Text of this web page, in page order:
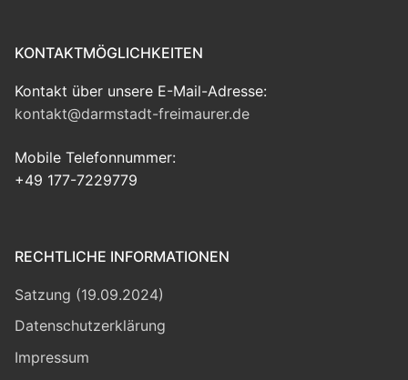
KONTAKTMÖGLICHKEITEN
Kontakt über unsere E-Mail-Adresse:
kontakt@darmstadt-freimaurer.de
Mobile Telefonnummer:
+49 177-7229779
RECHTLICHE INFORMATIONEN
Satzung (19.09.2024)
Datenschutzerklärung
Impressum